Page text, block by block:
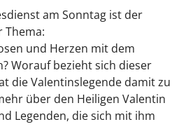
am Sonntag ist der
Thema:
und Herzen mit dem
Worauf bezieht sich dieser
die Valentinslegende damit zu
über den Heiligen Valentin
Legenden, die sich mit ihm